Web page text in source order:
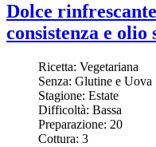
Dolce
consistenza e olio
Ricetta: Vegetariana
Senza: Glutine e Uova
Stagione: Estate
Difficoltà: Bassa
Preparazione: 20
Cottura: 3